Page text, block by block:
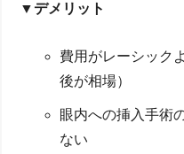
▼デメリット
費用がレーシック
後が相場）
眼内への挿入手術
ない